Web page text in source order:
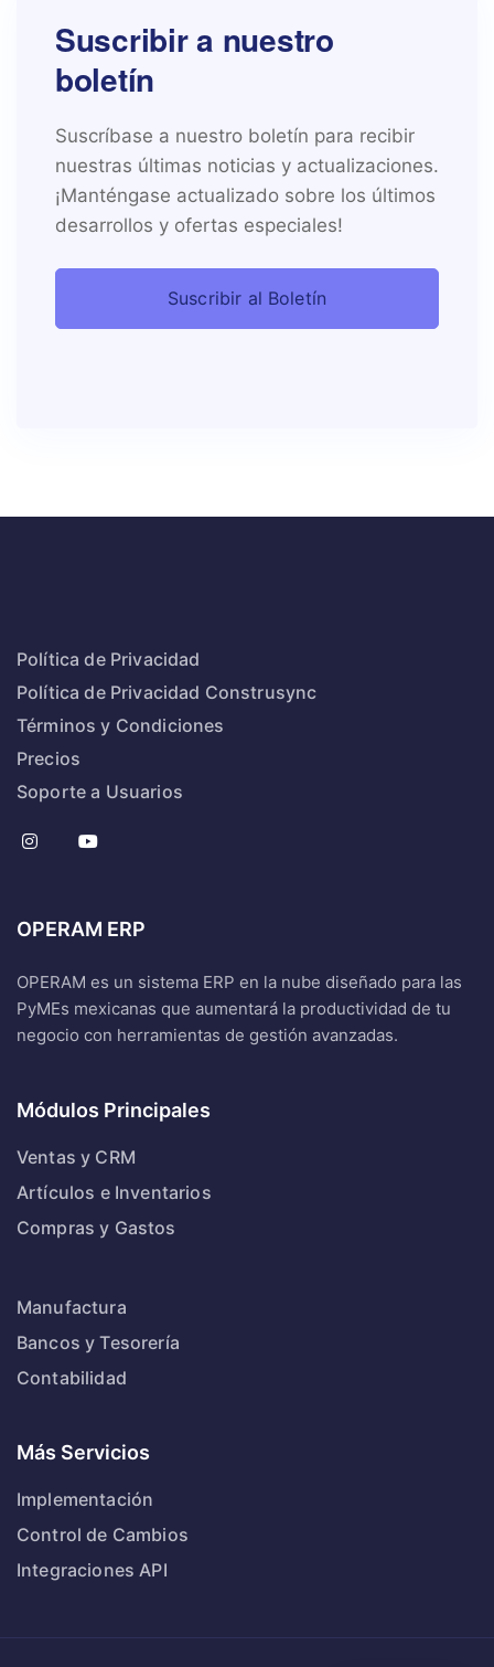
Suscribir a nuestro
boletín
Suscríbase a nuestro boletín para recibir
nuestras últimas noticias y actualizaciones.
¡Manténgase actualizado sobre los últimos
desarrollos y ofertas especiales!
Política de Privacidad
Política de Privacidad Construsync
Términos y Condiciones
Precios
Soporte a Usuarios
OPERAM ERP
OPERAM es un sistema ERP en la nube diseñado para las
PyMEs mexicanas que aumentará la productividad de tu
negocio con herramientas de gestión avanzadas.
Módulos Principales
Ventas y CRM
Artículos e Inventarios
Compras y Gastos
Manufactura
Bancos y Tesorería
Contabilidad
Más Servicios
Implementación
Control de Cambios
Integraciones API